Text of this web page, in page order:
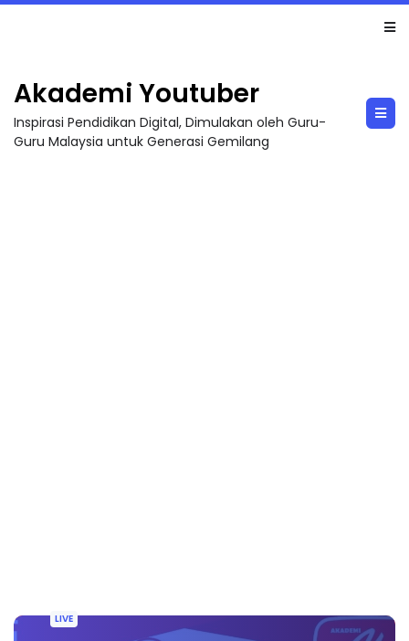
Akademi Youtuber
Inspirasi Pendidikan Digital, Dimulakan oleh Guru-
Guru Malaysia untuk Generasi Gemilang
LIVE